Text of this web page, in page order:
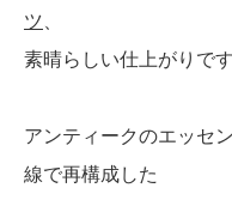
ツ
素晴らしい仕上がりです
アンティークのエッセ
線で再構成した